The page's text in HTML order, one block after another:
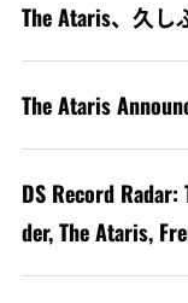
The Ataris、久し
The Ataris
DS Record
der, The Ataris,